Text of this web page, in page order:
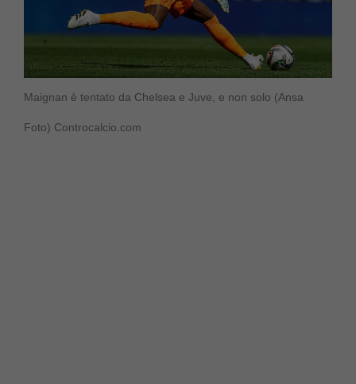
Maignan è tentato da Chelsea e Juve, e non solo (Ansa
Foto) Controcalcio.com